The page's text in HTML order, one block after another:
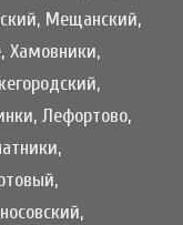
Мещанский,
Хамовники,
Лефортово,